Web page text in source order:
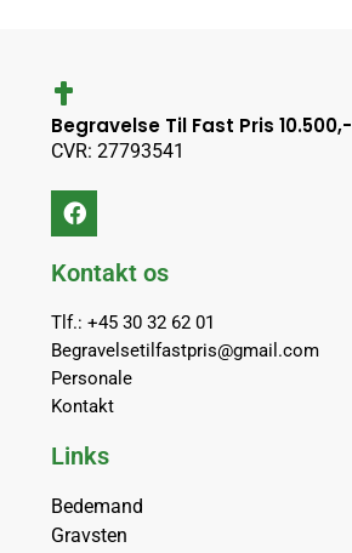
Begravelse Til Fast Pris 10.500,-
CVR: 27793541
Kontakt os
Tlf.: +45 30 32 62 01
Begravelsetilfastpris@gmail.com
Personale
Kontakt
Links
Bedemand
Gravsten